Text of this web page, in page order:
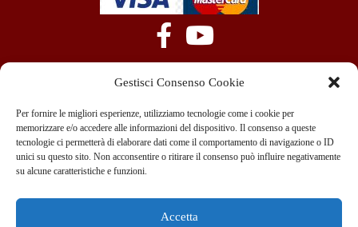
Gestisci Consenso Cookie
Per fornire le migliori esperienze, utilizziamo tecnologie come i cookie per
memorizzare e/o accedere alle informazioni del dispositivo. Il consenso a queste
tecnologie ci permetterà di elaborare dati come il comportamento di navigazione o ID
unici su questo sito. Non acconsentire o ritirare il consenso può influire negativamente
su alcune caratteristiche e funzioni.
Accetta
+39 351 970 89 33
info@teammotor.it